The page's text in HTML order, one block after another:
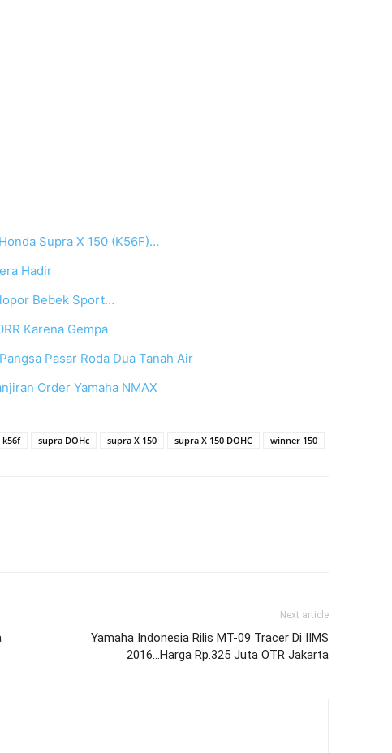
Supra X 150 (K56F)…
Hadir
Bebek Sport…
Karena Gempa
Pasar Roda Dua Tanah Air
Order Yamaha NMAX
k56f supra DOHc supra X 150 supra X 150 DOHC winner 150
Next article
Yamaha Indonesia Rilis MT-09 Tracer Di IIMS
2016…Harga Rp.325 Juta OTR Jakarta